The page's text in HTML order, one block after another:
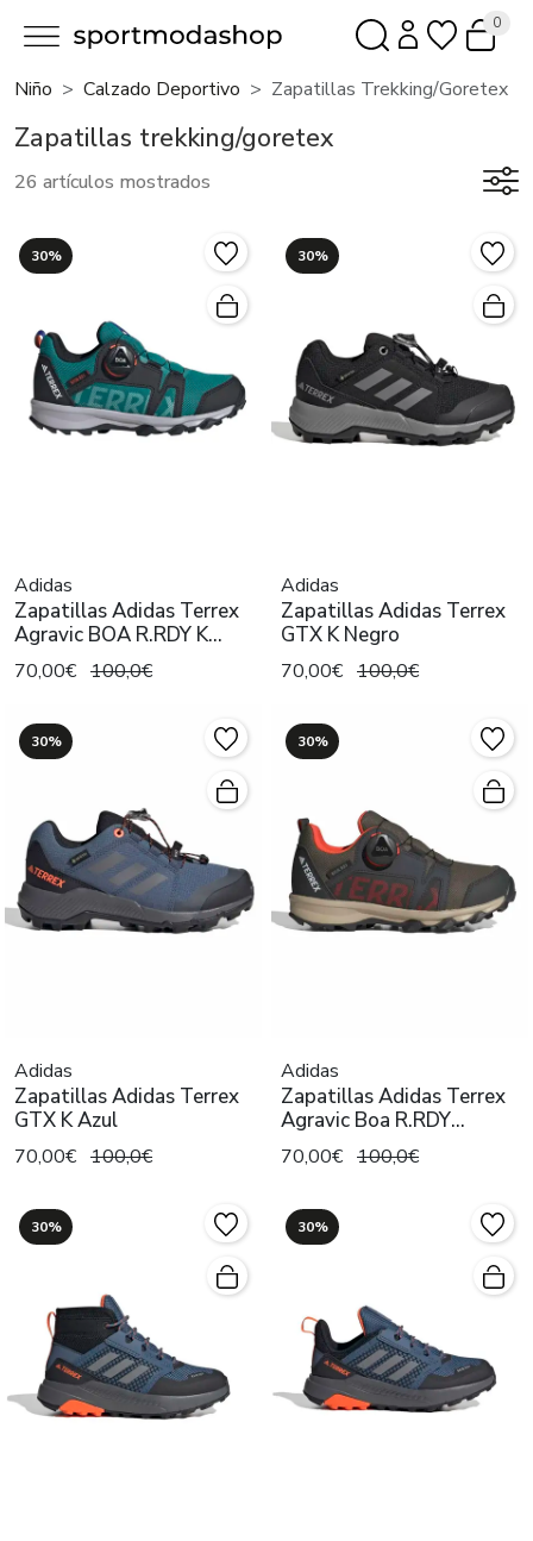
0
Niño Calzado Deportivo Zapatillas Trekking/goretex
Zapatillas trekking/goretex
26 artículos mostrados
30%
Adidas
Zapatillas Adidas Terrex
Agravic BOA R.RDY K
Verde
70,00€ 100,0€
30%
Adidas
Zapatillas Adidas Terrex
GTX K Negro
70,00€ 100,0€
30%
Adidas
Zapatillas Adidas Terrex
GTX K Azul
70,00€ 100,0€
30%
Adidas
Zapatillas Adidas Terrex
Agravic Boa R.RDY
Gs/Vd/N
70,00€ 100,0€
30% 30%